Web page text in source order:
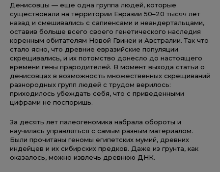
Денисовцы — еще одна группа людей, которые
существовали на территории Евразии 50–20 тысяч лет
назад и смешивались с сапиенсами и неандертальцами,
оставив больше всего своего генетического наследия
коренным обитателям Новой Гвинеи и Австралии. Так что
стало ясно, что древние евразийские популяции
скрещивались, и их потомство донесло до настоящего
времени гены прародителей. В момент выхода статьи о
денисовцах в возможность множественных скрещиваний
разнородных групп людей с трудом верилось:
приходилось убеждать себя, что с приведенными
цифрами не поспоришь.
За десять лет палеогеномика набрала обороты и
научилась управляться с самым разным материалом.
Были прочитаны геномы египетских мумий, древних
индейцев и их сибирских предков. Даже из грунта, как
оказалось, можно извлечь древнюю ДНК.